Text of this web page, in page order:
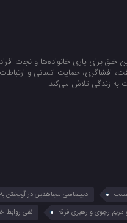
برای یاری خانواده‌ها و نجات افراد
افشاگری، حمایت انسانی و ارتباطات
به زندگی تلاش می‌کند.
دیپلماسی مجاهدین در آویختن به
رجوی و رهبری فرقه نفی روابط